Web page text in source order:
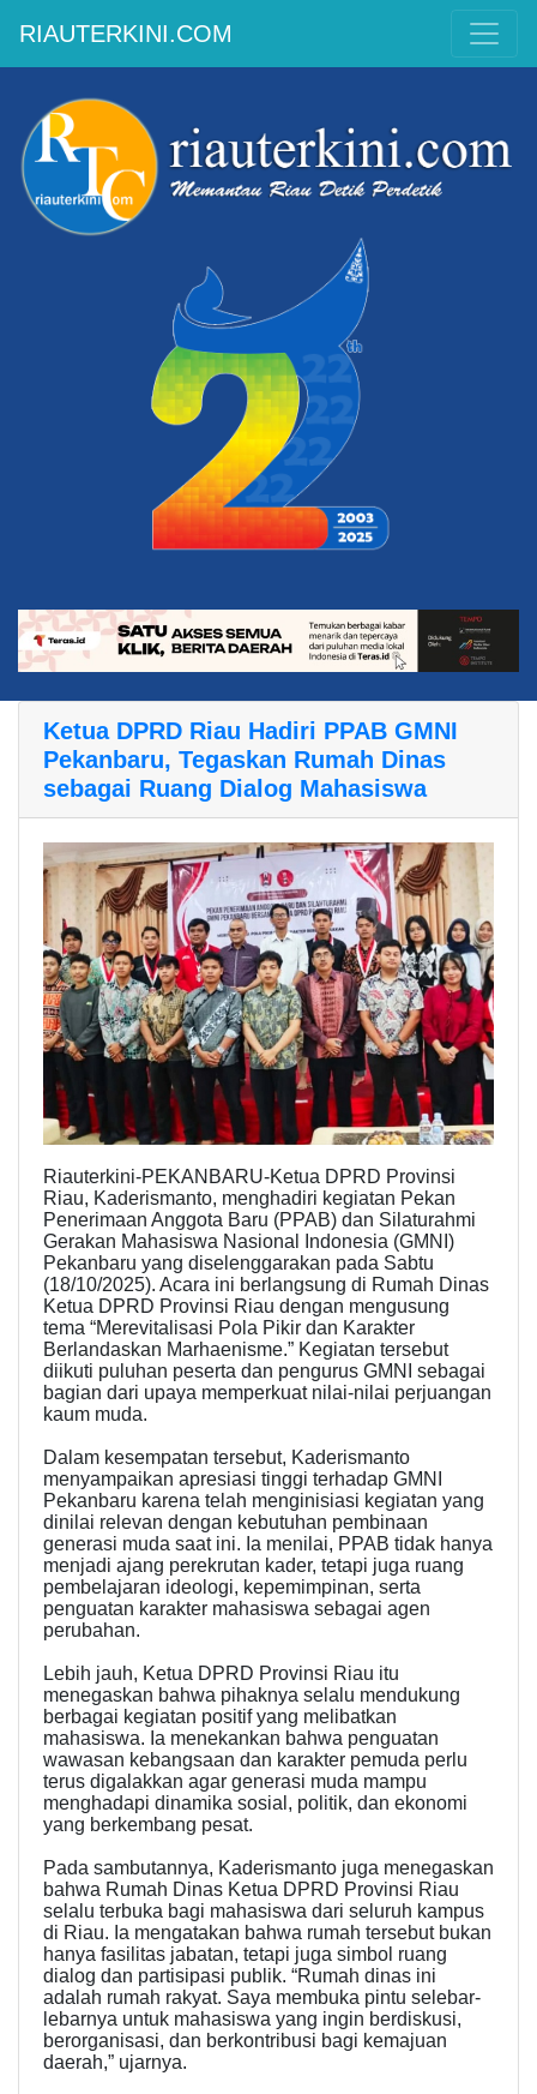
RIAUTERKINI.COM
Ketua DPRD Riau Hadiri PPAB GMNI
Pekanbaru, Tegaskan Rumah Dinas
sebagai Ruang Dialog Mahasiswa
Riauterkini-PEKANBARU-Ketua DPRD Provinsi
Riau, Kaderismanto, menghadiri kegiatan Pekan
Penerimaan Anggota Baru (PPAB) dan Silaturahmi
Gerakan Mahasiswa Nasional Indonesia (GMNI)
Pekanbaru yang diselenggarakan pada Sabtu
(18/10/2025). Acara ini berlangsung di Rumah Dinas
Ketua DPRD Provinsi Riau dengan mengusung
tema “Merevitalisasi Pola Pikir dan Karakter
Berlandaskan Marhaenisme.” Kegiatan tersebut
diikuti puluhan peserta dan pengurus GMNI sebagai
bagian dari upaya memperkuat nilai-nilai perjuangan
kaum muda.
Dalam kesempatan tersebut, Kaderismanto
menyampaikan apresiasi tinggi terhadap GMNI
Pekanbaru karena telah menginisiasi kegiatan yang
dinilai relevan dengan kebutuhan pembinaan
generasi muda saat ini. Ia menilai, PPAB tidak hanya
menjadi ajang perekrutan kader, tetapi juga ruang
pembelajaran ideologi, kepemimpinan, serta
penguatan karakter mahasiswa sebagai agen
perubahan.
Lebih jauh, Ketua DPRD Provinsi Riau itu
menegaskan bahwa pihaknya selalu mendukung
berbagai kegiatan positif yang melibatkan
mahasiswa. Ia menekankan bahwa penguatan
wawasan kebangsaan dan karakter pemuda perlu
terus digalakkan agar generasi muda mampu
menghadapi dinamika sosial, politik, dan ekonomi
yang berkembang pesat.
Pada sambutannya, Kaderismanto juga menegaskan
bahwa Rumah Dinas Ketua DPRD Provinsi Riau
selalu terbuka bagi mahasiswa dari seluruh kampus
di Riau. Ia mengatakan bahwa rumah tersebut bukan
hanya fasilitas jabatan, tetapi juga simbol ruang
dialog dan partisipasi publik. “Rumah dinas ini
adalah rumah rakyat. Saya membuka pintu selebar-
lebarnya untuk mahasiswa yang ingin berdiskusi,
berorganisasi, dan berkontribusi bagi kemajuan
daerah,” ujarnya.